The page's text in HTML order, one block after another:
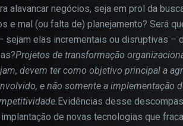
alavancar negócios, seja em prol da
e mal (ou falta de) planejamento? Será
sejam elas incrementais ou disruptivas –
Projetos de transformação
devem ter como objetivo principal a
e não somente a implementação
Evidências desse
de novas tecnologias que